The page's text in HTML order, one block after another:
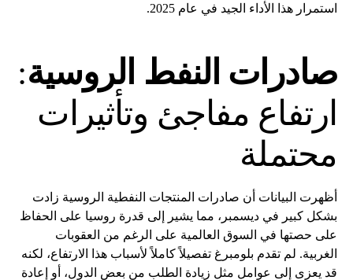
استمرار هذا الأداء الجيد في عام 2025.
صادرات النفط الروسية:
ارتفاع مفاجئ وتأثيرات
محتملة
أظهرت البيانات أن صادرات المنتجات النفطية الروسية زادت
بشكل كبير في ديسمبر، مما يشير إلى قدرة روسيا على الحفاظ
على حصتها في السوق العالمية على الرغم من العقوبات
الغربية. لم تقدم بلومبرغ تفصيلاً كاملاً لأسباب هذا الارتفاع، لكنه
قد يعزى إلى عوامل مثل زيادة الطلب من بعض الدول، أو إعادة